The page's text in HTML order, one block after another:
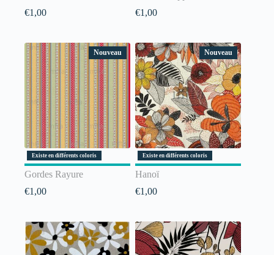
€1,00
€1,00
Nouveau
Existe en différents coloris
Gordes Rayure
€1,00
Nouveau
Existe en différents coloris
Hanoï
€1,00